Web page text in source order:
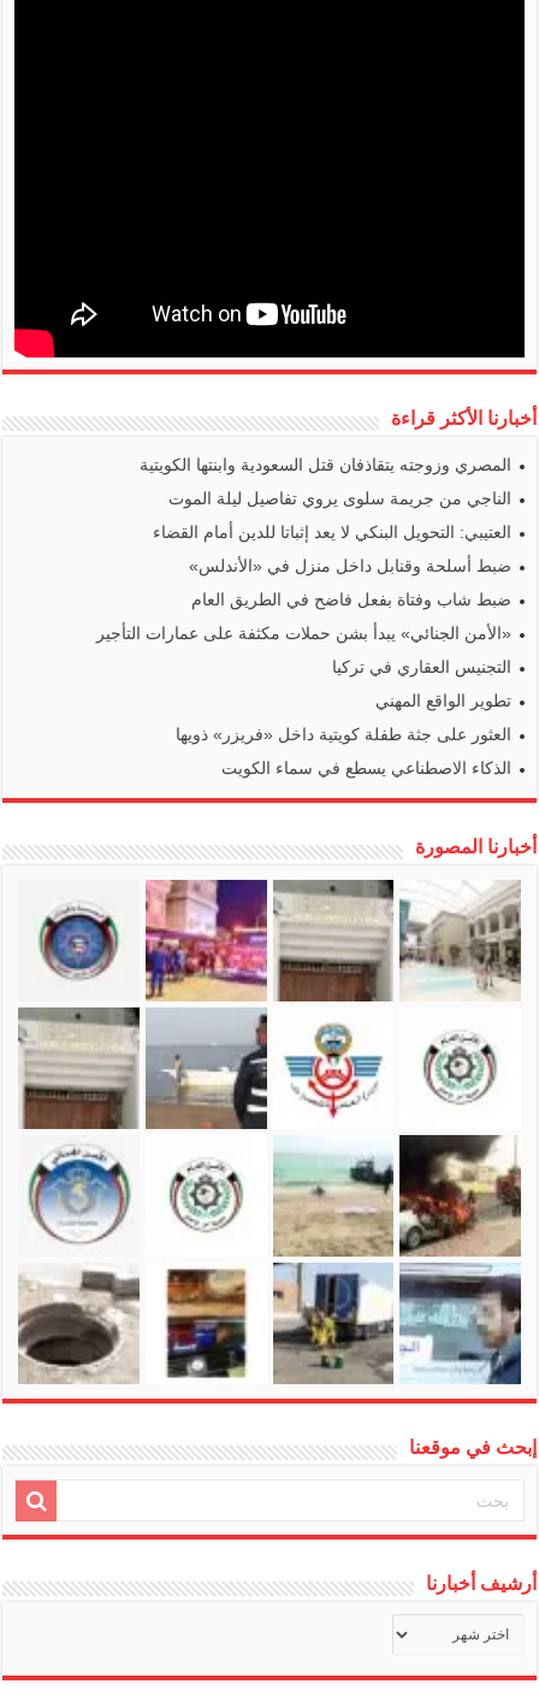
أخبارنا الأكثر قراءة
المصري وزوجته يتقاذفان قتل السعودية وابنتها الكويتية
الناجي من جريمة سلوى يروي تفاصيل ليلة الموت
العتيبي: التحويل البنكي لا يعد إثباتا للدين أمام القضاء
ضبط أسلحة وقنابل داخل منزل في «الأندلس»
ضبط شاب وفتاة بفعل فاضح في الطريق العام
«الأمن الجنائي» يبدأ بشن حملات مكثفة على عمارات التأجير
التجنيس العقاري في تركيا
تطوير الواقع المهني
العثور على جثة طفلة كويتية داخل «فريزر» ذويها
الذكاء الاصطناعي يسطع في سماء الكويت
أخبارنا المصورة
إبحث في موقعنا
أرشيف أخبارنا
أخبارنا